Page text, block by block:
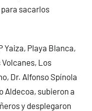
sacarlos
Yaiza, Playa Blanca,
Volcanes, Los
Dr. Alfonso Spínola
Aldecoa, subieron a
y desplegaron